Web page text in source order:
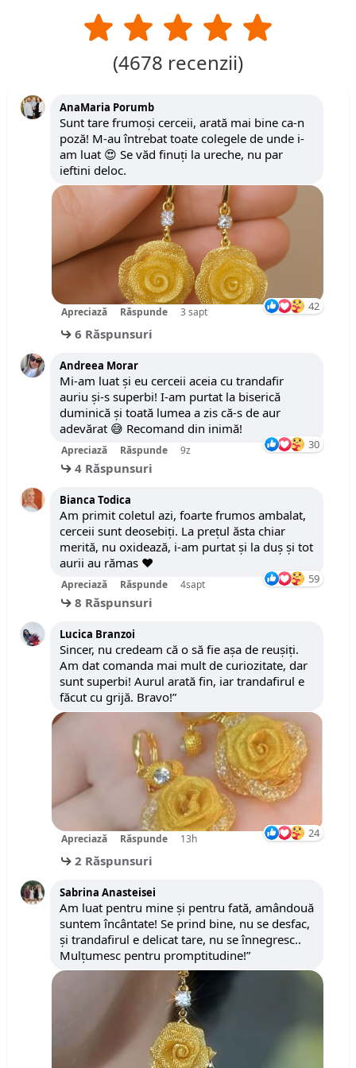
(4678 recenzii)
AnaMaria Porumb
Sunt tare frumoși cerceii, arată mai bine ca-n
poză! M-au întrebat toate colegele de unde i-
am luat 😍 Se văd finuți la ureche, nu par
ieftini deloc.
Apreciază Răspunde 3 sapt 42
6 Răspunsuri
Andreea Morar
Mi-am luat și eu cerceii aceia cu trandafir
auriu și-s superbi! I-am purtat la biserică
duminică și toată lumea a zis că-s de aur
adevărat 😅 Recomand din inimă!
Apreciază Răspunde 9z 30
4 Răspunsuri
Bianca Todica
Am primit coletul azi, foarte frumos ambalat,
cerceii sunt deosebiți. La prețul ăsta chiar
merită, nu oxidează, i-am purtat și la duș și tot
aurii au rămas ❤️
Apreciază Răspunde 4sapt 59
8 Răspunsuri
Lucica Branzoi
Sincer, nu credeam că o să fie așa de reușiți.
Am dat comanda mai mult de curiozitate, dar
sunt superbi! Aurul arată fin, iar trandafirul e
făcut cu grijă. Bravo!”
Apreciază Răspunde 13h 24
2 Răspunsuri
Sabrina Anasteisei
Am luat pentru mine și pentru fată, amândouă
suntem încântate! Se prind bine, nu se desfac,
și trandafirul e delicat tare, nu se înnegresc..
Mulțumesc pentru promptitudine!”